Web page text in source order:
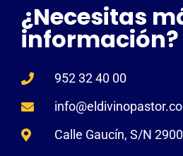
¿Necesitas
información?
952 32 40 00
Calle Gaucín, S/N